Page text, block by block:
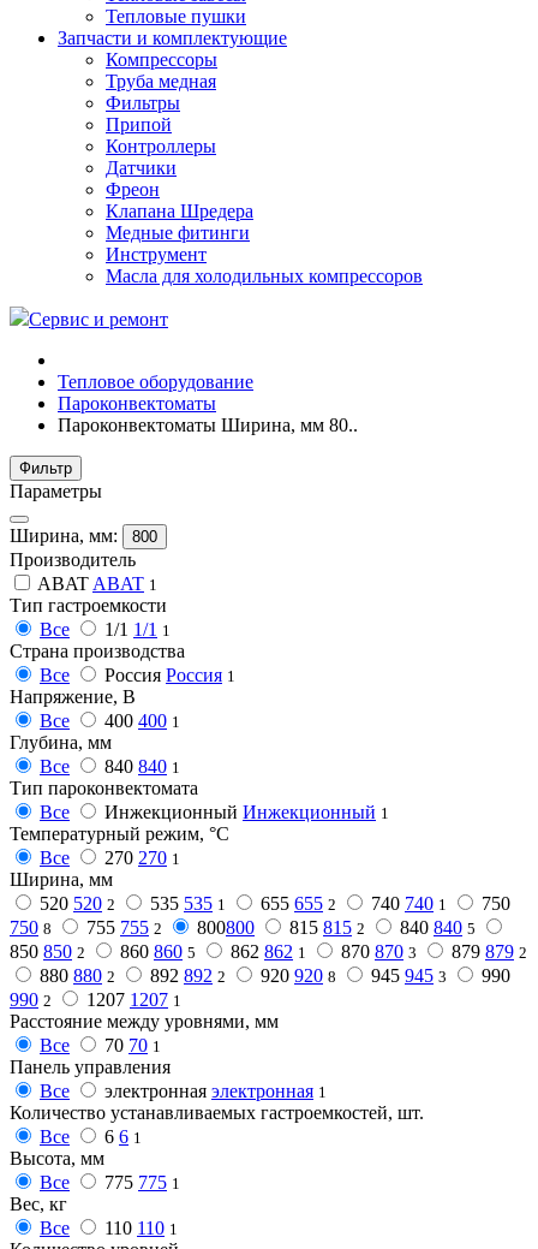
Тепловые пушки
Запчасти и комплектующие
Компрессоры
Труба медная
Фильтры
Припой
Контроллеры
Датчики
Фреон
Клапана Шредера
Медные фитинги
Инструмент
Масла для холодильных компрессоров
Сервис и ремонт
Тепловое оборудование
Пароконвектоматы
Пароконвектоматы Ширина, мм 80..
Фильтр
Параметры
Ширина, мм: 800
Производитель
ABAT ABAT 1
Тип гастроемкости
Все
1/1 1/1 1
Страна производства
Все
Россия Россия 1
Напряжение, В
Все
400 400 1
Глубина, мм
Все
840 840 1
Тип пароконвектомата
Все
Инжекционный Инжекционный 1
Температурный режим, °C
Все
270 270 1
Ширина, мм
520 520 2 535 535 1 655 655 2 740 740 1
750
750 8 755 755 2 800800 815 815 2 840 840 5
850 850 2 860 860 5 862 862 1 870 870 3 879 879 2
880 880 2 892 892 2 920 920 8 945 945 3
990
990 2 1207 1207 1
Расстояние между уровнями, мм
Все
70 70 1
Панель управления
Все
электронная электронная 1
Количество устанавливаемых гастроемкостей, шт.
Все
6 6 1
Высота, мм
Все
775 775 1
Вес, кг
Все
110 110 1